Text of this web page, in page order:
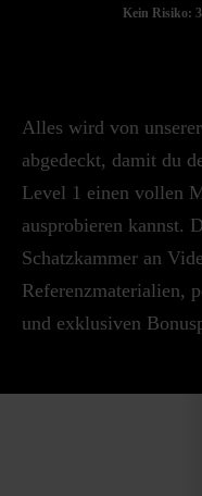
Kein Risiko:
Alles wird von
abgedeckt, damit du
Level 1 einen vollen
ausprobieren kannst.
Schatzkammer an
Referenzmaterialien,
und exklusiven